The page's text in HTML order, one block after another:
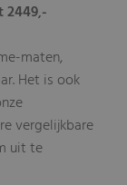
2449,-
maten,
. Het is ook
vergelijkbare
uit te